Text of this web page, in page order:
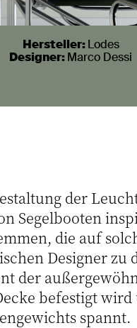
Hersteller:Lodes
Designer:Marco Dessi
der
Segelbooten
die auf
Designer zu
der
befestigt
spannt.